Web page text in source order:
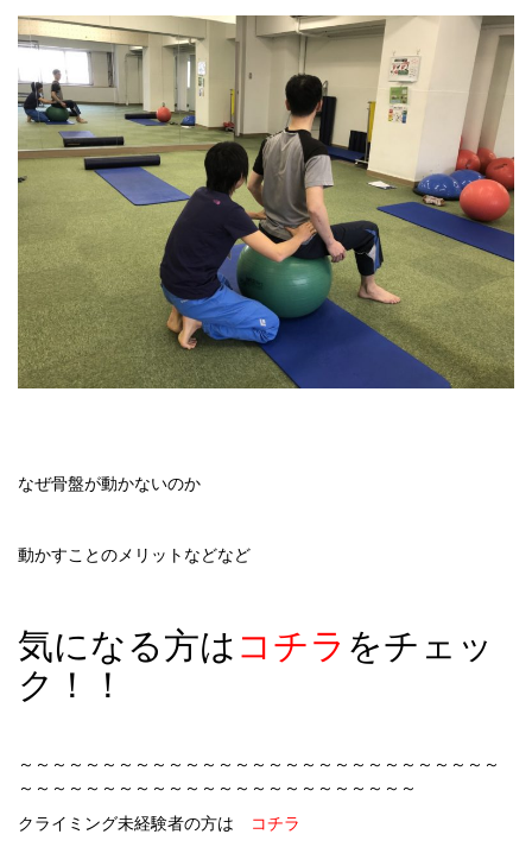
なぜ骨盤が動かないのか
動かすことのメリットなどなど
気になる方は コチラ をチェッ
ク！！
～～～～～～～～～～～～～～～～～～～～～～～～～～～～～
～～～～～～～～～～～～～～～～～～～～～～～～
クライミング未経験者の方は
コチラ